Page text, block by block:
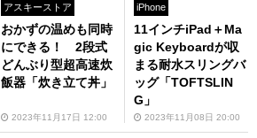
アスキーストア
おかずの温めも同時
にできる！ 2段式
どんぶり型超高速炊
飯器「炊き立て丼」
2023年11月17日 12:00
iPhone
11インチiPad＋Ma
gic Keyboardが収
まる耐水スリングバ
ッグ「TOFTSLIN
G」
2023年11月08日 20:00